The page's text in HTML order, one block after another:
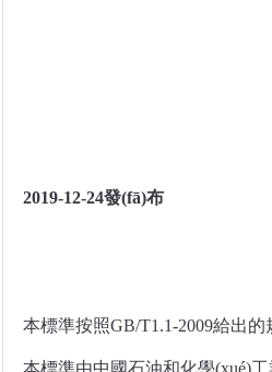
2019-12-24發(fā)布
本標準按照GB/T1.1-2009給出的
本標準由中國石油和化學(xué)工業